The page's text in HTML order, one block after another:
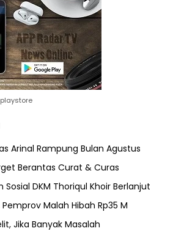
Arinal Rampung Bulan Agustus
Berantas Curat & Curas
DKM Thoriqul Khoir Berlanjut
Malah Hibah Rp35 M
Jika Banyak Masalah